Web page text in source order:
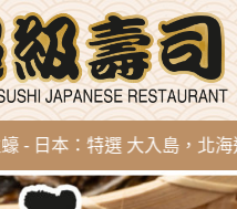
特選 大入島，北海道 厚岸